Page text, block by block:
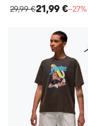
29,99 €21,99 €−27%